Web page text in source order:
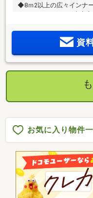
◆8ｍ2以上の広々インナ
資
お気に入り物件